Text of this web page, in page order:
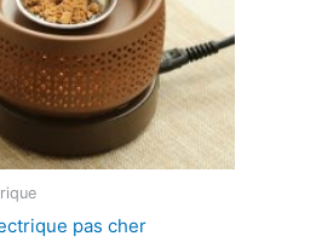
pas cher